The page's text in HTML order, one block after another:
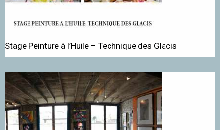
Stage Peinture à l’Huile – Technique des Glacis